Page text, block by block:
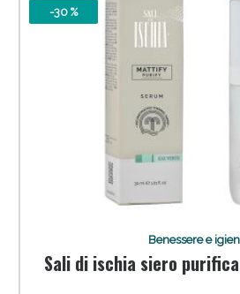
-30 %
Benessere e
Sali di ischia siero